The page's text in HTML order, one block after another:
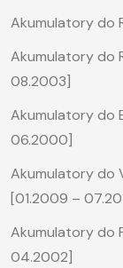
Akumulatory do
Akumulatory do
08.2003]
Akumulatory do
06.2000]
Akumulatory do
[01.2009 –
Akumulatory do
04.2002]